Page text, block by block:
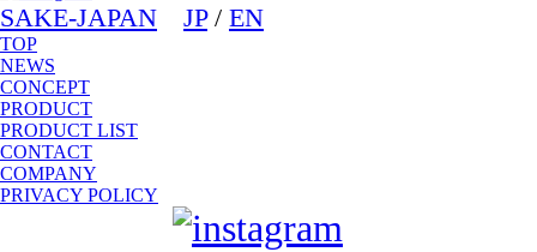
SAKE-JAPAN JP/ EN
TOP
NEWS
CONCEPT
PRODUCT
PRODUCT LIST
CONTACT
COMPANY
PRIVACY POLICY